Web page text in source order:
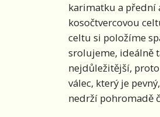
karimatku a přední
kosočtvercovou
celtu si položíme
srolujeme, ideálně
nejdůležitější,
válec, který je
nedrží pohromadě